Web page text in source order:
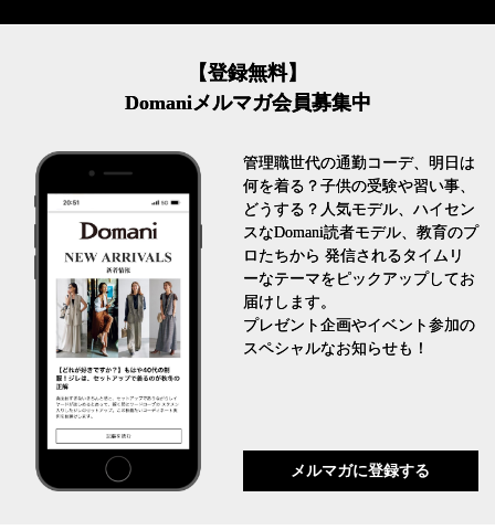
【登録無料】
Domaniメルマガ会員募集中
管理職世代の通勤コーデ、明日は
何を着る？子供の受験や習い事、
どうする？人気モデル、ハイセン
スなDomani読者モデル、教育のプ
ロたちから 発信されるタイムリ
ーなテーマをピックアップしてお
届けします。
プレゼント企画やイベント参加の
スペシャルなお知らせも！
メルマガに登録する